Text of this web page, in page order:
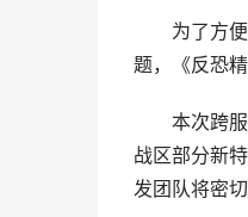
为了方便
题，《反恐
本次跨服
战区部分新
发团队将密